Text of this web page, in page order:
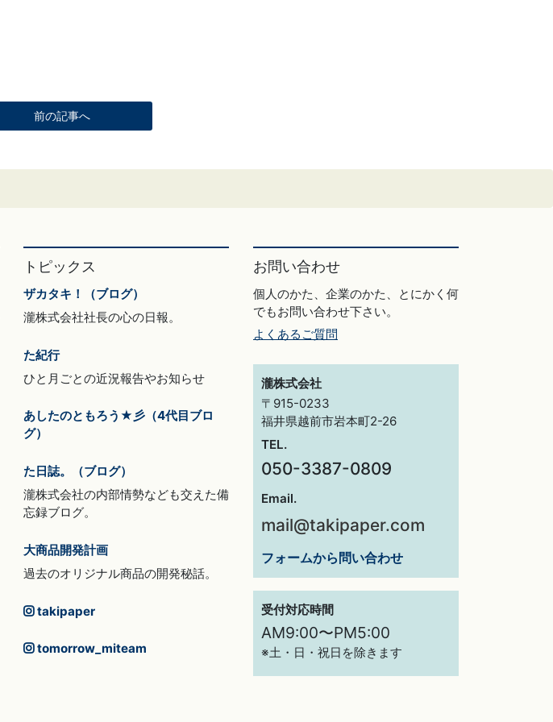
前の記事へ
トピックス
ザカタキ！（ブログ）
瀧株式会社社長の心の日報。
た紀行
ひと月ごとの近況報告やお知らせ
あしたのともろう★彡（4代目ブロ
グ）
た日誌。（ブログ）
瀧株式会社の内部情勢なども交えた備
忘録ブログ。
大商品開発計画
過去のオリジナル商品の開発秘話。
takipaper
tomorrow_miteam
お問い合わせ
個人のかた、企業のかた、とにかく何
でもお問い合わせ下さい。
よくあるご質問
瀧株式会社
〒915-0233
福井県越前市岩本町2-26
TEL.
050-3387-0809
Email.
mail@takipaper.com
フォームから問い合わせ
受付対応時間
AM9:00〜PM5:00
※土・日・祝日を除きます